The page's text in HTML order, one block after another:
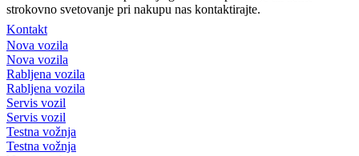
strokovno svetovanje pri nakupu nas kontaktirajte.
Kontakt
Nova vozila
Nova vozila
Rabljena vozila
Rabljena vozila
Servis vozil
Servis vozil
Testna vožnja
Testna vožnja